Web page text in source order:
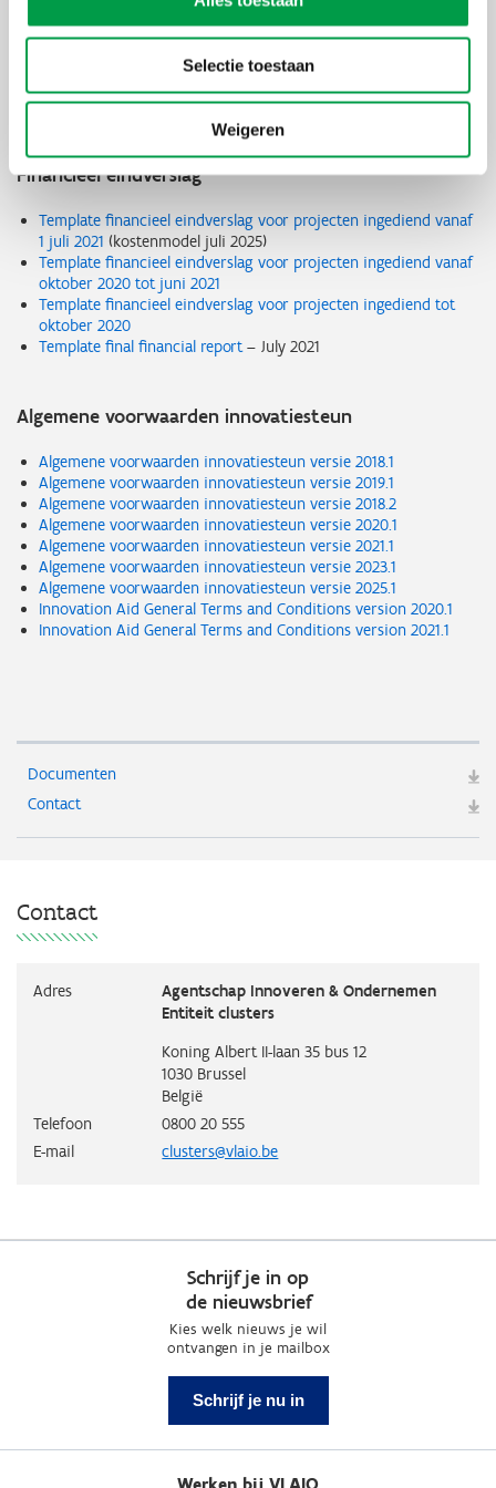
Selectie toestaan
Weigeren
Template eindverslag SBO(versie 2026)
Programmaspecifieke voorwaarden Cluster-SBOversie februari
2026
Financieel eindverslag
Template financieel eindverslag voor projecten ingediend vanaf
1 juli 2021 (kostenmodel juli 2025)
Template financieel eindverslag voor projecten ingediend vanaf
oktober 2020 tot juni 2021
Template financieel eindverslag voor projecten ingediend tot
oktober 2020
Template final financial report– July 2021
Algemene voorwaarden innovatiesteun
Algemene voorwaarden innovatiesteun versie 2018.1
Algemene voorwaarden innovatiesteun versie 2019.1
Algemene voorwaarden innovatiesteun versie 2018.2
Algemene voorwaarden innovatiesteun versie 2020.1
Algemene voorwaarden innovatiesteun versie 2021.1
Algemene voorwaarden innovatiesteun versie 2023.1
Algemene voorwaarden innovatiesteun versie 2025.1
Innovation Aid General Terms and Conditions version 2020.1
Innovation Aid General Terms and Conditions version 2021.1
Documenten
Contact
Contact
Adres
Agentschap Innoveren & Ondernemen
Entiteit clusters
Koning Albert II-laan 35 bus 12
1030 Brussel
België
Telefoon
0800 20 555
E-mail
clusters@vlaio.be
Schrijf je in op
de nieuwsbrief
Kies welk nieuws je wil
ontvangen in je mailbox
Schrijf je nu in
Werken bij VLAIO